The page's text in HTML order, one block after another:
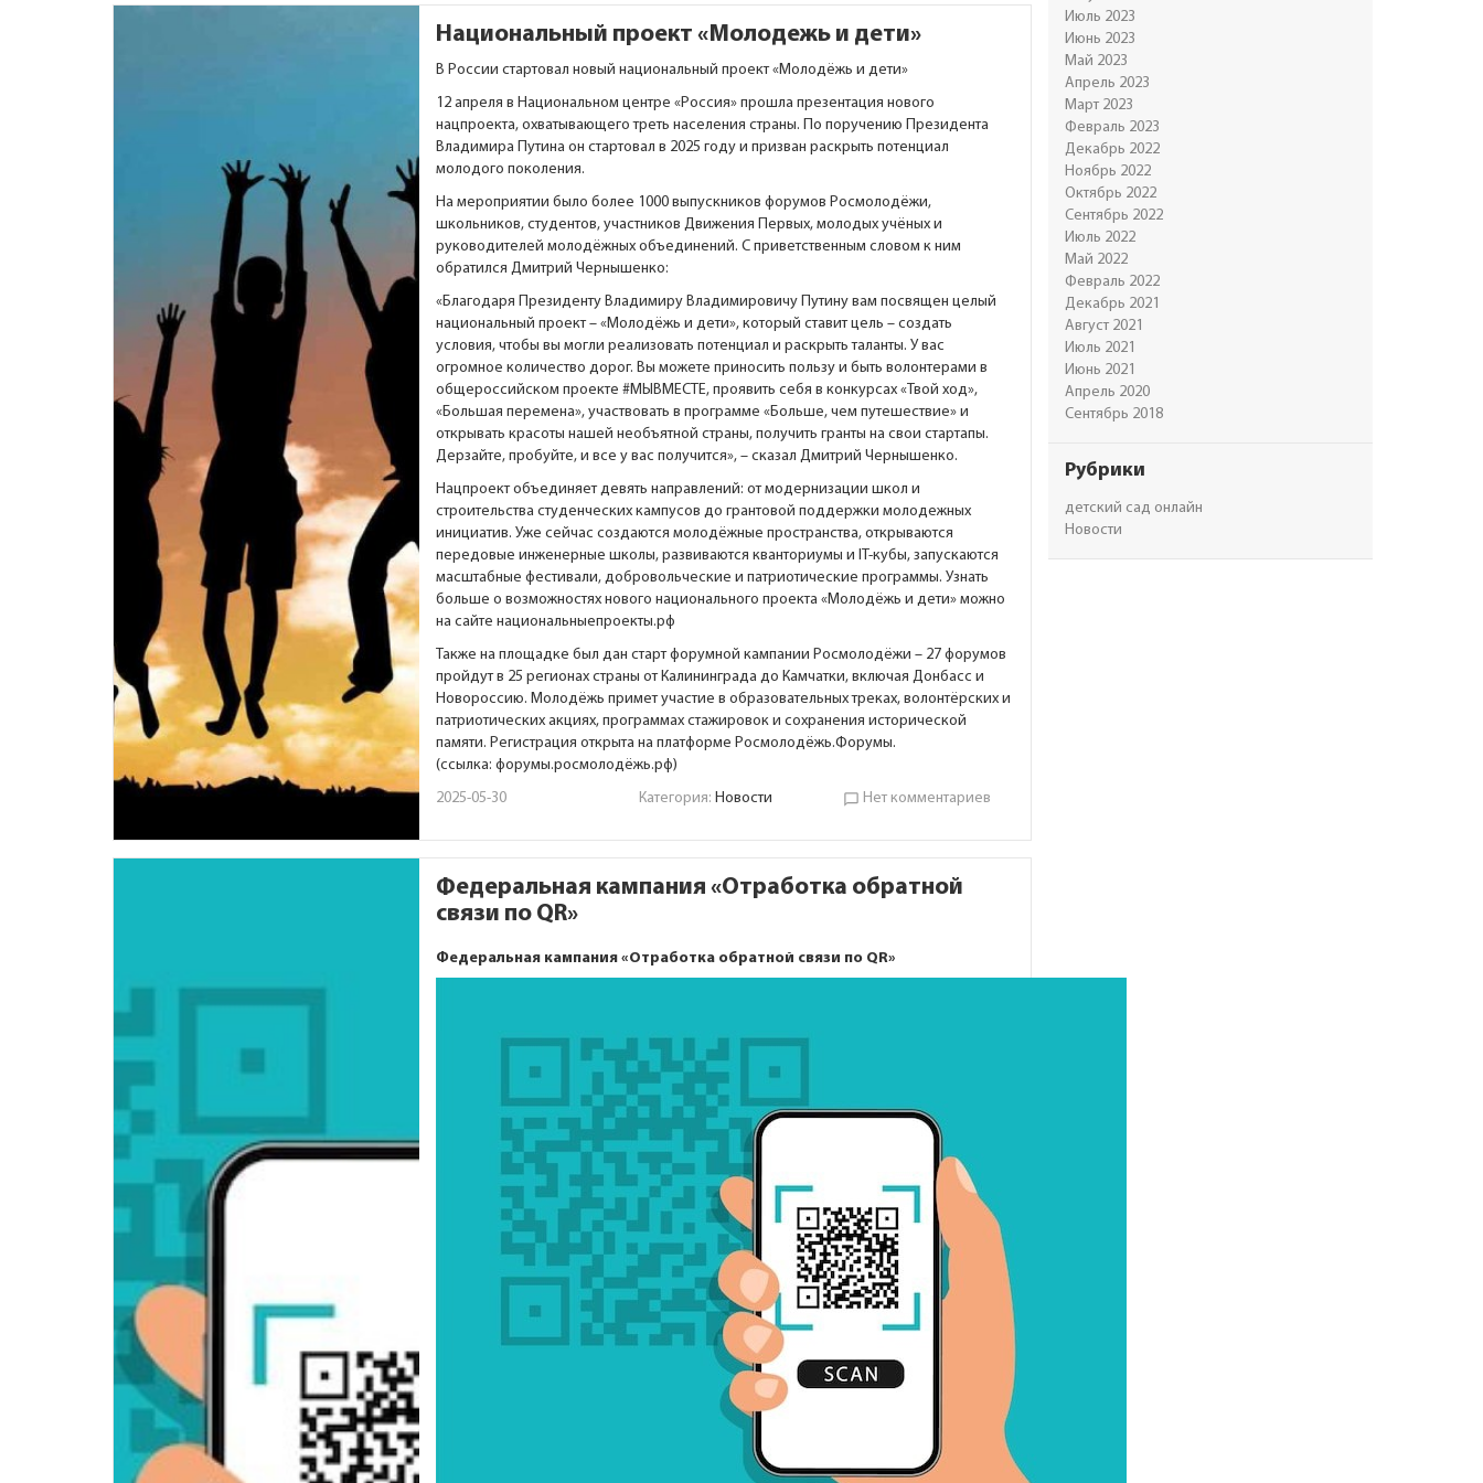
Национальный проект «Молодежь и дети»
В России стартовал новый национальный проект «Молодёжь и дети»
12 апреля в Национальном центре «Россия» прошла презентация нового
нацпроекта, охватывающего треть населения страны. По поручению Президента
Владимира Путина он стартовал в 2025 году и призван раскрыть потенциал
молодого поколения.
На мероприятии было более 1000 выпускников форумов Росмолодёжи,
школьников, студентов, участников Движения Первых, молодых учёных и
руководителей молодёжных объединений. С приветственным словом к ним
обратился Дмитрий Чернышенко:
«Благодаря Президенту Владимиру Владимировичу Путину вам посвящен целый
национальный проект – «Молодёжь и дети», который ставит цель – создать
условия, чтобы вы могли реализовать потенциал и раскрыть таланты. У вас
огромное количество дорог. Вы можете приносить пользу и быть волонтерами в
общероссийском проекте #МЫВМЕСТЕ, проявить себя в конкурсах «Твой ход»,
«Большая перемена», участвовать в программе «Больше, чем путешествие» и
открывать красоты нашей необъятной страны, получить гранты на свои стартапы.
Дерзайте, пробуйте, и все у вас получится», – сказал Дмитрий Чернышенко.
Нацпроект объединяет девять направлений: от модернизации школ и
строительства студенческих кампусов до грантовой поддержки молодежных
инициатив. Уже сейчас создаются молодёжные пространства, открываются
передовые инженерные школы, развиваются кванториумы и IT-кубы, запускаются
масштабные фестивали, добровольческие и патриотические программы. Узнать
больше о возможностях нового национального проекта «Молодёжь и дети» можно
на сайте национальныепроекты.рф
Также на площадке был дан старт форумной кампании Росмолодёжи – 27 форумов
пройдут в 25 регионах страны от Калининграда до Камчатки, включая Донбасс и
Новороссию. Молодёжь примет участие в образовательных треках, волонтёрских и
патриотических акциях, программах стажировок и сохранения исторической
памяти. Регистрация открыта на платформе Росмолодёжь.Форумы.
(ссылка: форумы.росмолодёжь.рф)
2025-05-30
Категория:Новости chat_bubble_outline Нет комментариев
Федеральная кампания «Отработка обратной
связи по QR»
Федеральная кампания «Отработка обратной связи по QR»
Июль 2023
Июнь 2023
Май 2023
Апрель 2023
Март 2023
Февраль 2023
Декабрь 2022
Ноябрь 2022
Октябрь 2022
Сентябрь 2022
Июль 2022
Май 2022
Февраль 2022
Декабрь 2021
Август 2021
Июль 2021
Июнь 2021
Апрель 2020
Сентябрь 2018
Рубрики
детский сад онлайн
Новости